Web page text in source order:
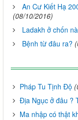
An Cư Kiết Hạ
(08/10/2016)
Ladakh ở chốn
Bệnh từ đâu ra?
Pháp Tu Tịnh Độ
Địa Ngục ở đâu ?
Ma nhập có thật